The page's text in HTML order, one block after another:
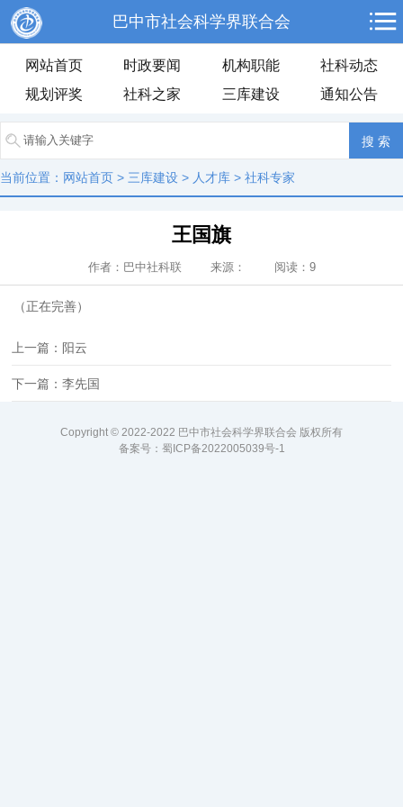
巴中市社会科学界联合会
网站首页 时政要闻 机构职能
社科动态
规划评奖
社科之家 三库建设 通知公告
当前位置： 网站首页 > 三库建设 > 人才库 > 社科专家
王国旗
作者：巴中社科联 来源： 阅读： 9
（正在完善）
上一篇：阳云
下一篇：李先国
Copyright © 2022-2022 巴中市社会科学界联合会 版权所有
备案号： 蜀ICP备2022005039号-1